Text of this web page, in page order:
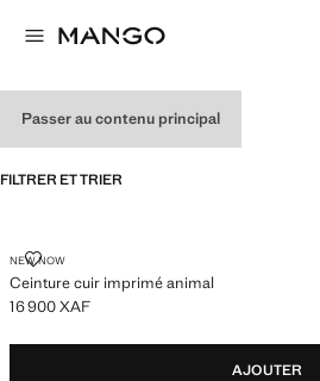
Passer au contenu principal
FILTRER ET TRIER
NEW NOW
Ceinture cuir imprimé animal
CEINTURE CUIR IMPRIMÉ ANIMAL
Prix actuel [16 900 XAF ]
16 900 XAF
AJOUTER